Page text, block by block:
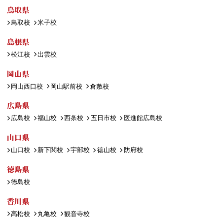
鳥取県
鳥取校 米子校
島根県
松江校 出雲校
岡山県
岡山西口校 岡山駅前校 倉敷校
広島県
広島校 福山校 西条校 五日市校 医進館広島校
山口県
山口校 新下関校 宇部校 徳山校 防府校
徳島県
徳島校
香川県
高松校 丸亀校 観音寺校